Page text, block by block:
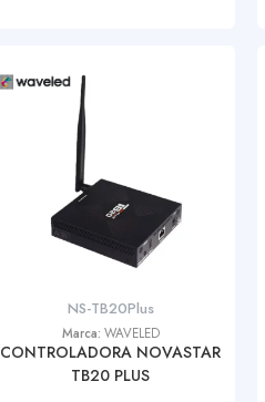
NS-TB20Plus
Marca: WAVELED
CONTROLADORA NOVASTAR
TB20 PLUS